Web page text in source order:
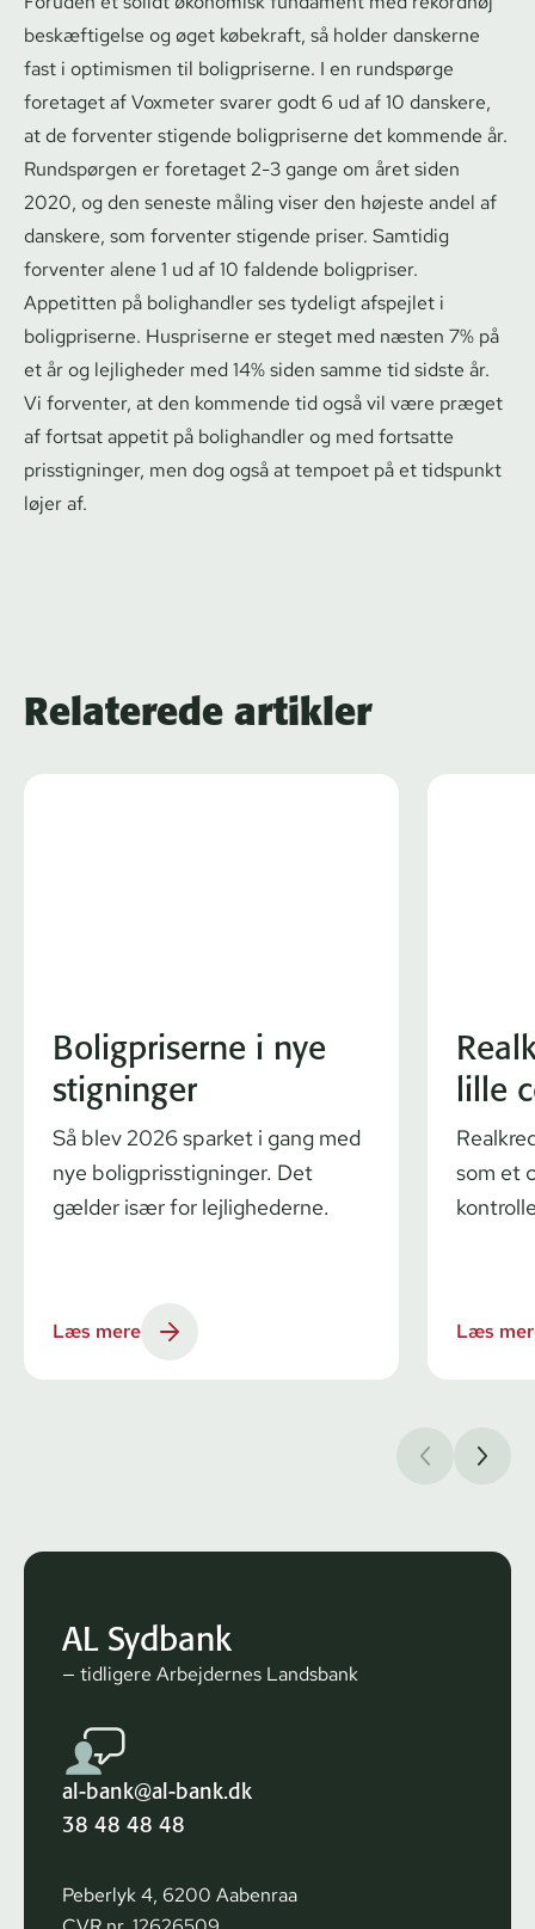
beskæftigelse og øget købekraft, så holder danskerne
fast i optimismen til boligpriserne. I en rundspørge
foretaget af Voxmeter svarer godt 6 ud af 10 danskere,
at de forventer stigende boligpriserne det kommende år.
Rundspørgen er foretaget 2-3 gange om året siden
2020, og den seneste måling viser den højeste andel af
danskere, som forventer stigende priser. Samtidig
forventer alene 1 ud af 10 faldende boligpriser.
Appetitten på bolighandler ses tydeligt afspejlet i
boligpriserne. Huspriserne er steget med næsten 7% på
et år og lejligheder med 14% siden samme tid sidste år.
Vi forventer, at den kommende tid også vil være præget
af fortsat appetit på bolighandler og med fortsatte
prisstigninger, men dog også at tempoet på et tidspunkt
løjer af.
Relaterede artikler
Boligpriserne i nye
stigninger
Så blev 2026 sparket i gang med
nye boligprisstigninger. Det
gælder især for lejlighederne.
Læs mere
lille
som et
Læs
AL Sydbank
— tidligere Arbejdernes Landsbank
al-bank@al-bank.dk
38 48 48 48
Peberlyk 4, 6200 Aabenraa